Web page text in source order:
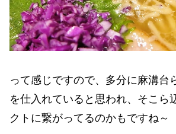
って感じですので、多分に麻溝台
を仕入れていると思われ、そこら
クトに繋がってるのかもですね～